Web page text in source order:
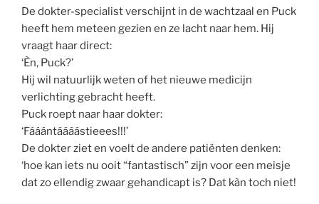
De dokter-specialist verschijnt in de wachtzaal en Puck
heeft hem meteen gezien en ze lacht naar hem. Hij
vraagt haar direct:
‘Èn, Puck?’
Hij wil natuurlijk weten of het nieuwe medicijn
verlichting gebracht heeft.
Puck roept naar haar dokter:
‘Fááántáááástieees!!!’
De dokter ziet en voelt de andere patiënten denken:
‘hoe kan iets nu ooit “fantastisch” zijn voor een meisje
dat zo ellendig zwaar gehandicapt is? Dat kàn toch niet!